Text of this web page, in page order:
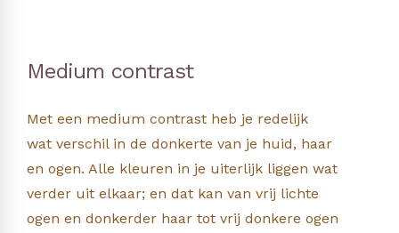
Medium contrast
Met een medium contrast heb je redelijk
wat verschil in de donkerte van je huid, haar
en ogen. Alle kleuren in je uiterlijk liggen wat
verder uit elkaar; en dat kan van vrij lichte
ogen en donkerder haar tot vrij donkere ogen